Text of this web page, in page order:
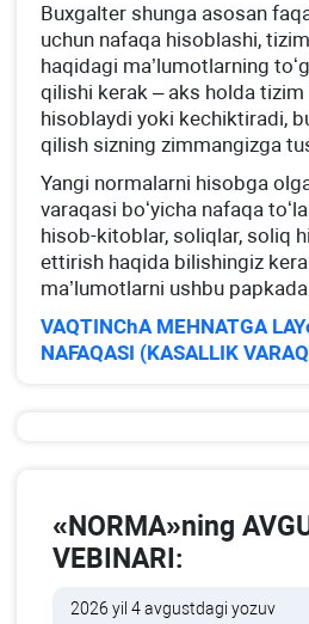
Buхgalter shunga asosan
uchun nafaqa hisoblashi,
haqidagi ma’lumotlarning
qilishi kerak – aks holda tizim
hisoblaydi yoki kechiktiradi,
qilish sizning zimmangizga
Yangi normalarni hisobga
varaqasi boʻyicha nafaqa
hisob-kitoblar, soliqlar, soliq
ettirish haqida bilishingiz
ma’lumotlarni ushbu
VAQTINChA MEHNATGA
NAFAQASI (KASALLIK
«NORMA»ning
VEBINARI:
2026 yil 4 avgustdagi yozuv